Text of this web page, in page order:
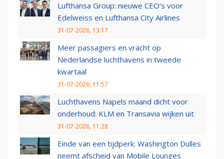
Lufthansa Group: nieuwe CEO’s voor
Edelweiss en Lufthansa City Airlines
31-07-2026, 13:17
Meer passagiers en vracht op
Nederlandse luchthavens in tweede
kwartaal
31-07-2026, 11:57
Luchthavens Napels maand dicht voor
onderhoud: KLM en Transavia wijken uit
31-07-2026, 11:28
Einde van een tijdperk: Washington Dulles
neemt afscheid van Mobile Lounges